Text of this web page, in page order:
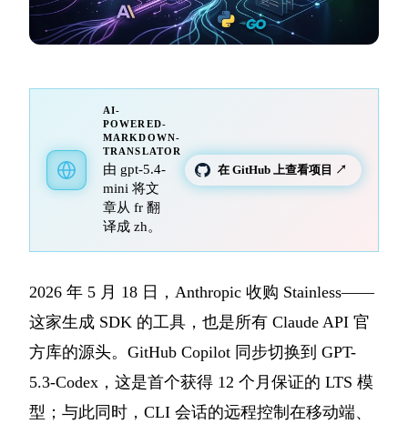
AI-
POWERED-
MARKDOWN-
TRANSLATOR
由 gpt-5.4-
mini 将文
章从 fr 翻
译成 zh。
在 GitHub 上查看项目 ↗
2026 年 5 月 18 日，Anthropic 收购 Stainless——
这家生成 SDK 的工具，也是所有 Claude API 官
方库的源头。GitHub Copilot 同步切换到 GPT-
5.3-Codex，这是首个获得 12 个月保证的 LTS 模
型；与此同时，CLI 会话的远程控制在移动端、